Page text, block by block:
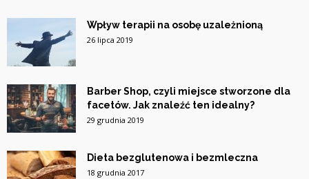
Wpływ terapii na osobę uzależnioną
26 lipca 2019
Barber Shop, czyli miejsce stworzone dla
facetów. Jak znaleźć ten idealny?
29 grudnia 2019
Dieta bezglutenowa i bezmleczna
18 grudnia 2017